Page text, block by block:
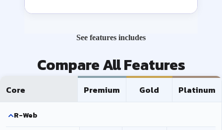
See features includes
Compare All Features
Core Premium Gold Platinum
R-Web